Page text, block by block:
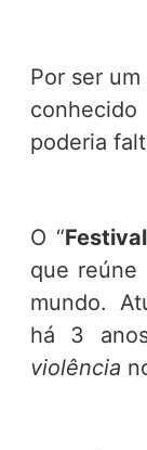
Por ser
conhecido
poderia
O “
que reúne
mundo.
há 3
violência